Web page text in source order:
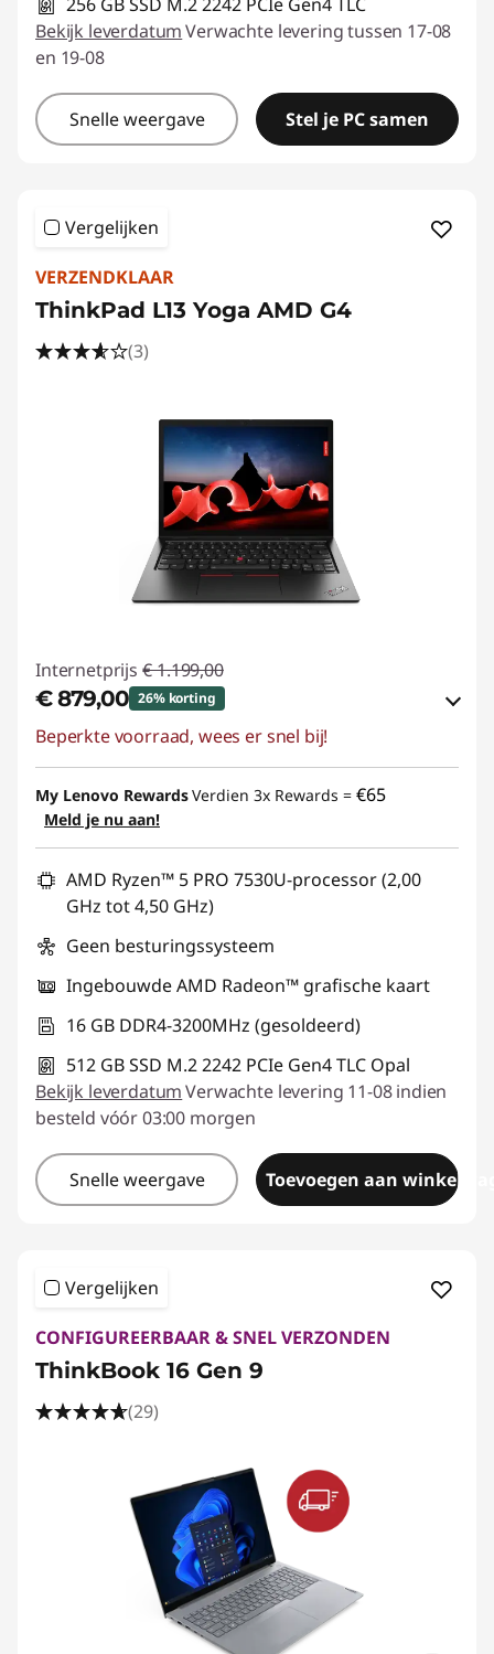
Bekijk leverdatumVerwachte levering tussen 17-08
en 19-08
Snelle weergave Stel je PC samen
Vergelijken
VERZENDKLAAR
ThinkPad L13 Yoga AMD G4
(3)
Internetprijs € 1.199,00
€ 879,00 26% korting
eCoupon-besparingen :-€ 320,00
eCoupon gebruiken :THINK-SUMMER
Beperkte voorraad, wees er snel bij!
My Lenovo RewardsVerdien 3x Rewards = €65
Meld je nu aan!
AMD Ryzen™ 5 PRO 7530U-processor (2,00
GHz tot 4,50 GHz)
Geen besturingssysteem
Ingebouwde AMD Radeon™ grafische kaart
16 GB DDR4-3200MHz (gesoldeerd)
512 GB SSD M.2 2242 PCIe Gen4 TLC Opal
Bekijk leverdatumVerwachte levering 11-08 indien
besteld vóór 03:00 morgen
Snelle weergave Toevoegen aan
Vergelijken
CONFIGUREERBAAR & SNEL VERZONDEN
ThinkBook 16 Gen 9
(29)